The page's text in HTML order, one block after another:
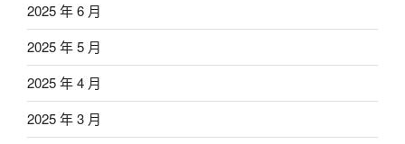
2025 年 6 月
2025 年 5 月
2025 年 4 月
2025 年 3 月